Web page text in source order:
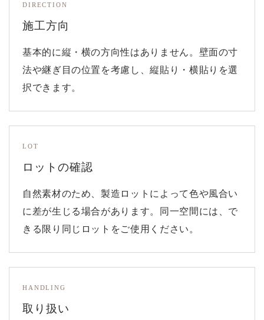
DIRECTION
施工方向
基本的に縦・横の方向性はありません。壁面の寸
法や継ぎ目の位置を考慮し、縦貼り・横貼りを選
択できます。
LOT
ロットの確認
自然素材のため、製造ロットによって色や風合い
に差が生じる場合があります。同一空間には、で
きる限り同じロットをご使用ください。
HANDLING
取り扱い